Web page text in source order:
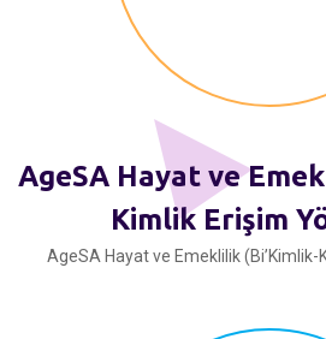
AgeSA Hayat ve
Kimlik Erişim
AgeSA Hayat ve Emeklilik